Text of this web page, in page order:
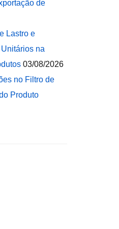
de
Lastro e
na
03/08/2026
no Filtro de
Produto